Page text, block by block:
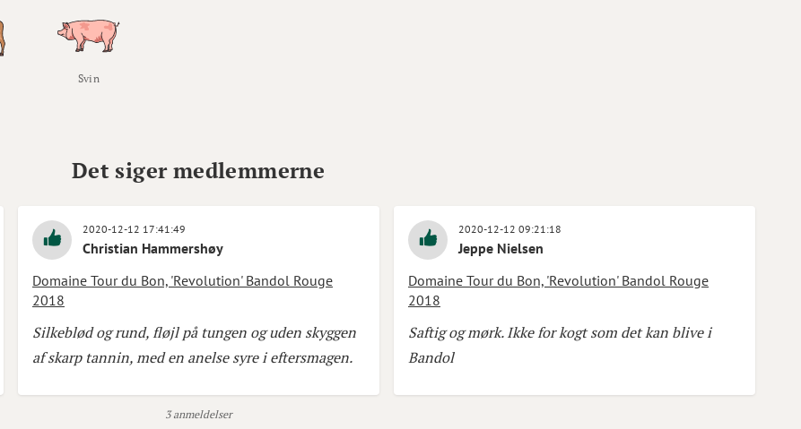
Svin
Det siger medlemmerne
2020-12-12 17:41:49
Christian Hammershøy
Domaine Tour du Bon, 'Revolution' Bandol Rouge
2018
Silkeblød og rund, fløjl på tungen og uden skyggen
af skarp tannin, med en anelse syre i eftersmagen.
2020-12-12 09:21:18
Jeppe Nielsen
Domaine Tour du Bon, 'Revolution' Bandol Rouge
2018
Saftig og mørk. Ikke for kogt som det kan blive i
Bandol
3 anmeldelser